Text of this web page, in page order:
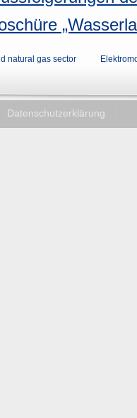
natural gas sector
Datenschutzerklärung